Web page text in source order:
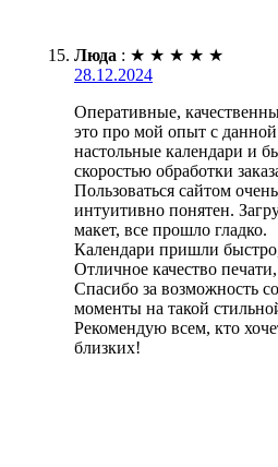
Люда : ★ ★ ★ ★ ★
28.12.2024
Оперативные,
это про мой опыт с
настольные календари и
скоростью обработки
Пользоваться сайтом
интуитивно понятен.
макет, все прошло гладко.
Календари пришли
Отличное качество
Спасибо за возможность
моменты на такой
Рекомендую всем, кто
близких!